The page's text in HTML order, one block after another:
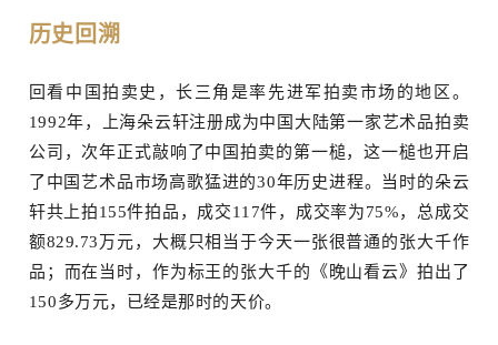
历史回溯
回看中国拍卖史，长三角是率先进军拍卖市场的地区。
1992年，上海朵云轩注册成为中国大陆第一家艺术品拍卖
公司，次年正式敲响了中国拍卖的第一槌，这一槌也开启
了中国艺术品市场高歌猛进的30年历史进程。当时的朵云
轩共上拍155件拍品，成交117件，成交率为75%，总成交
额829.73万元，大概只相当于今天一张很普通的张大千作
品；而在当时，作为标王的张大千的《晚山看云》拍出了
150多万元，已经是那时的天价。